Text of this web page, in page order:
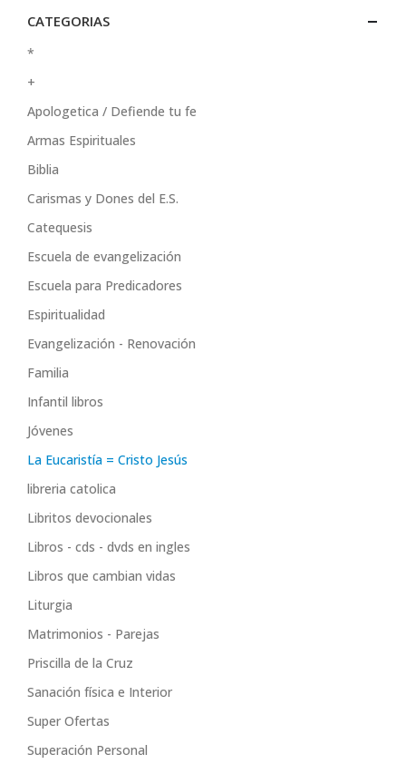
CATEGORIAS
*
+
Apologetica / Defiende tu fe
Armas Espirituales
Biblia
Carismas y Dones del E.S.
Catequesis
Escuela de evangelización
Escuela para Predicadores
Espiritualidad
Evangelización - Renovación
Familia
Infantil libros
Jóvenes
La Eucaristía = Cristo Jesús
libreria catolica
Libritos devocionales
Libros - cds - dvds en ingles
Libros que cambian vidas
Liturgia
Matrimonios - Parejas
Priscilla de la Cruz
Sanación física e Interior
Super Ofertas
Superación Personal